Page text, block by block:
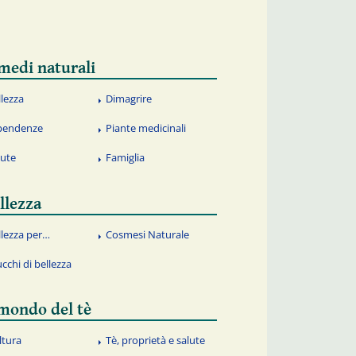
naturali
Dimagrire
Piante medicinali
Famiglia
per… Cosmesi Naturale
di bellezza
del tè
Tè, proprietà e salute